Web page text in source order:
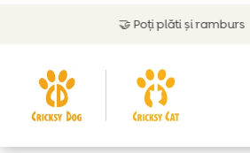
Poți plăti și ramburs